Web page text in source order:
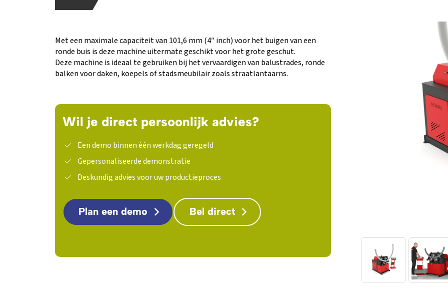
Met een maximale capaciteit van 101,6 mm (4″ inch) voor het buigen van een
ronde buis is deze machine uitermate geschikt voor het grote geschut.
Deze machine is ideaal te gebruiken bij het vervaardigen van balustrades, ronde
balken voor daken, koepels of stadsmeubilair zoals straatlantaarns.
Wil je direct persoonlijk advies?
Een demo binnen één werkdag geregeld
Gepersonaliseerde demonstratie
Deskundig advies voor uw productieproces
Plan een demo Bel direct